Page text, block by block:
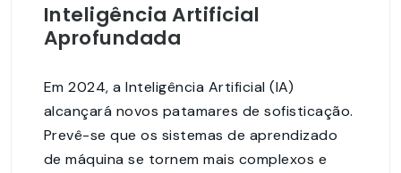
Inteligência Artificial
Aprofundada
Em 2024, a Inteligência Artificial (IA)
alcançará novos patamares de sofisticação.
Prevê-se que os sistemas de aprendizado
de máquina se tornem mais complexos e